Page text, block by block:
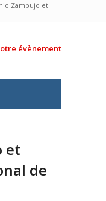
Zambujo et
évènement
et
de